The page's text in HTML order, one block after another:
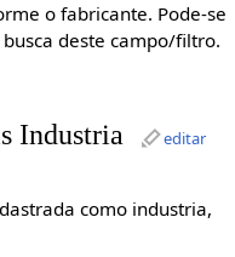
o fabricante. Pode-se
deste campo/filtro.
Industria editar
como industria,